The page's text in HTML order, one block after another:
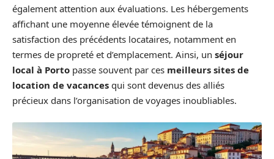
également attention aux évaluations. Les hébergements
affichant une moyenne élevée témoignent de la
satisfaction des précédents locataires, notamment en
termes de propreté et d’emplacement. Ainsi, un séjour
local à Porto passe souvent par ces meilleurs sites de
location de vacances qui sont devenus des alliés
précieux dans l’organisation de voyages inoubliables.